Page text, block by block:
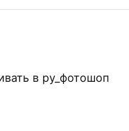
в ру_фотошоп